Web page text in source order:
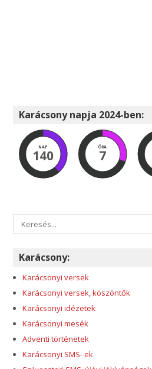
Karácsony napja 2024-ben:
NAP
140
ÓRA
7
Karácsony:
Karácsonyi versek
Karácsonyi versek, köszöntők
Karácsonyi idézetek
Karácsonyi mesék
Adventi történetek
Karácsonyi SMS- ek